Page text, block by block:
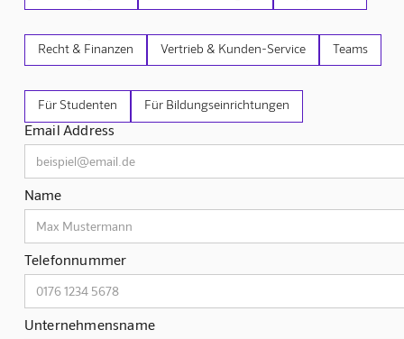
Recht & Finanzen Vertrieb & Kunden-Service Teams
Für Studenten Für Bildungseinrichtungen
Email Address
Name
Telefonnummer
Unternehmensname